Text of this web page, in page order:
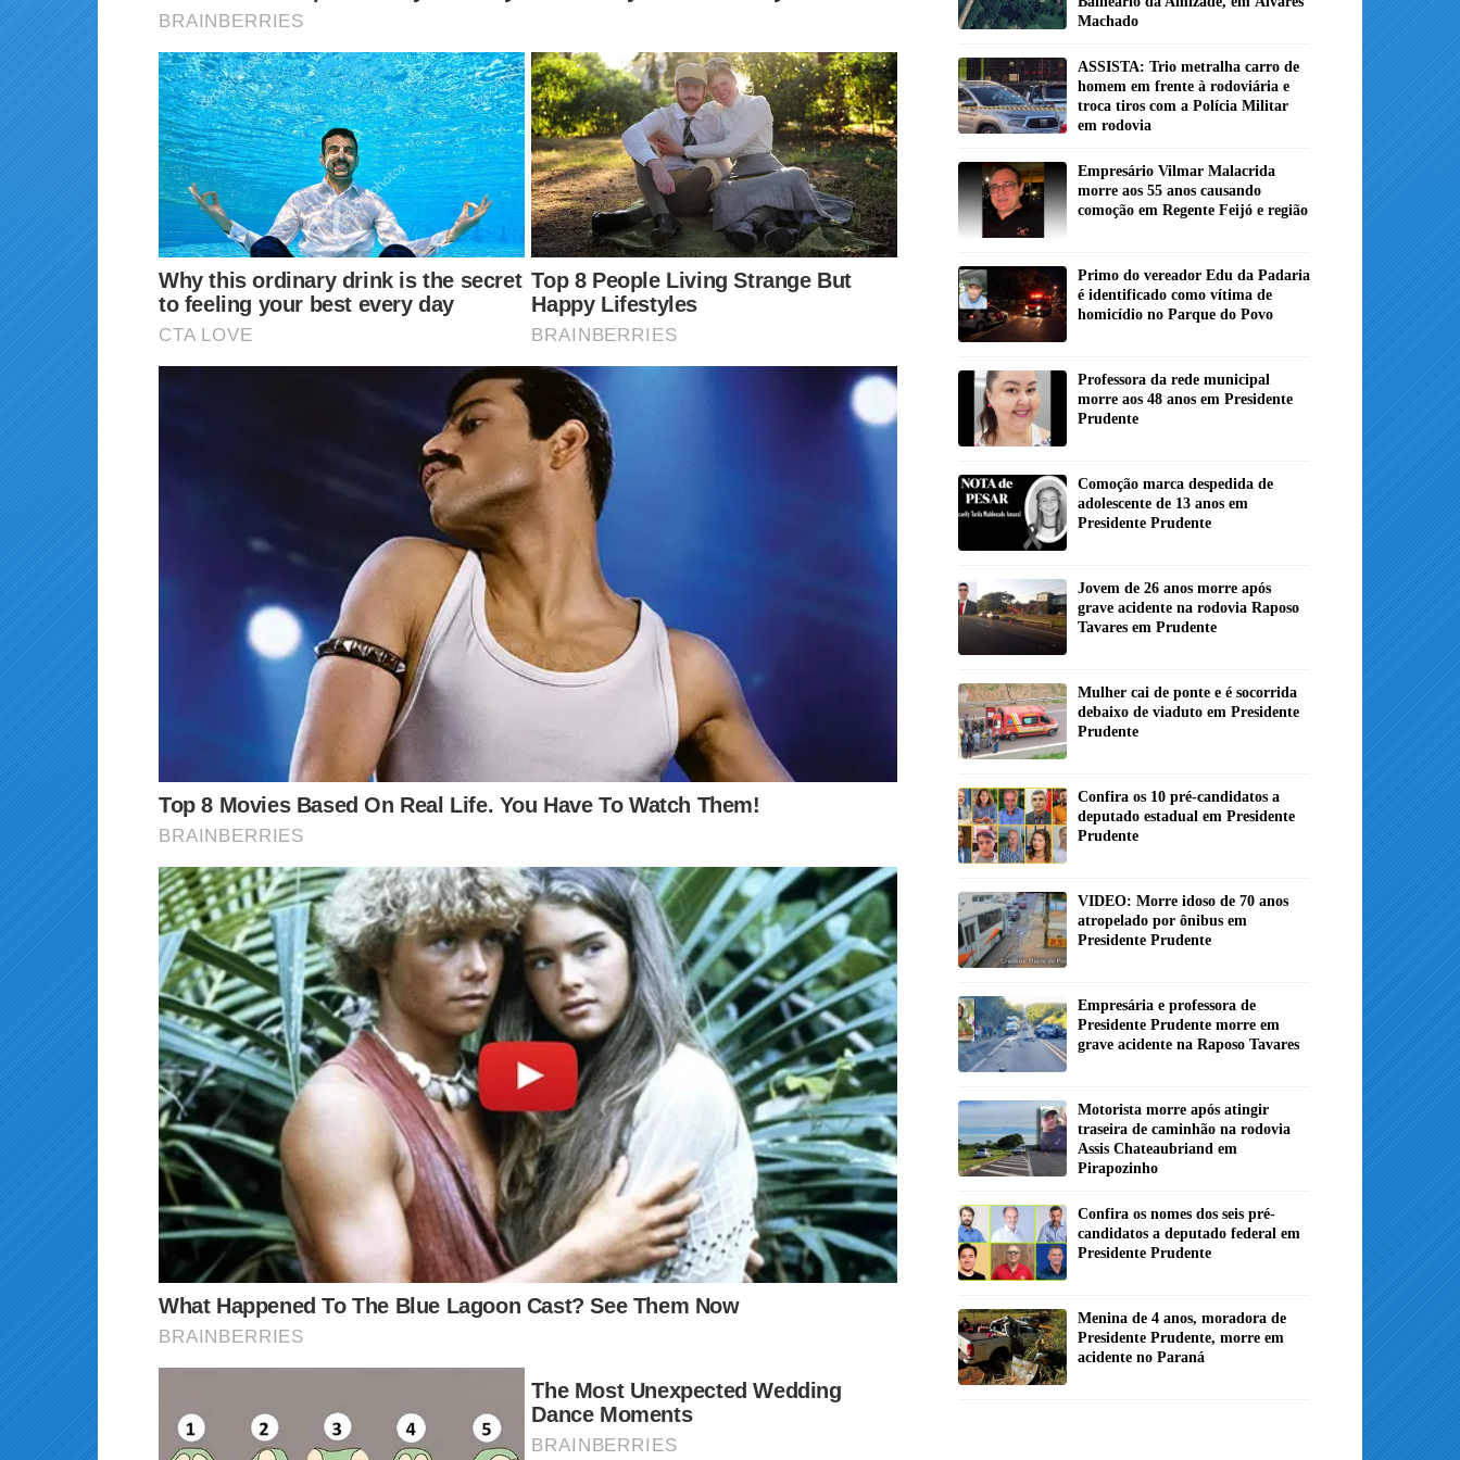
Machado
ASSISTA: Trio metralha carro de
homem em frente à rodoviária e
troca tiros com a Polícia Militar
em rodovia
Empresário Vilmar Malacrida
morre aos 55 anos causando
comoção em Regente Feijó e região
Primo do vereador Edu da Padaria
é identificado como vítima de
homicídio no Parque do Povo
Professora da rede municipal
morre aos 48 anos em Presidente
Prudente
Comoção marca despedida de
adolescente de 13 anos em
Presidente Prudente
Jovem de 26 anos morre após
grave acidente na rodovia Raposo
Tavares em Prudente
Mulher cai de ponte e é socorrida
debaixo de viaduto em Presidente
Prudente
Confira os 10 pré-candidatos a
deputado estadual em Presidente
Prudente
VIDEO: Morre idoso de 70 anos
atropelado por ônibus em
Presidente Prudente
Empresária e professora de
Presidente Prudente morre em
grave acidente na Raposo Tavares
Motorista morre após atingir
traseira de caminhão na rodovia
Assis Chateaubriand em
Pirapozinho
Confira os nomes dos seis pré-
candidatos a deputado federal em
Presidente Prudente
Menina de 4 anos, moradora de
Presidente Prudente, morre em
acidente no Paraná